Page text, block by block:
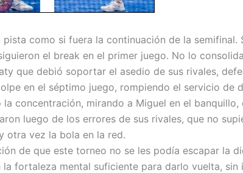
pista como si fuera la continuación de la semifinal.
el break en el primer juego. No lo
que debió soportar el asedio de sus rivales,
en el séptimo juego, rompiendo el servicio de
la concentración, mirando a Miguel en el
luego de los errores de sus rivales, que no
otra vez la bola en la red.
de que este torneo no se les podía escapar la
la fortaleza mental suficiente para darlo vuelta,